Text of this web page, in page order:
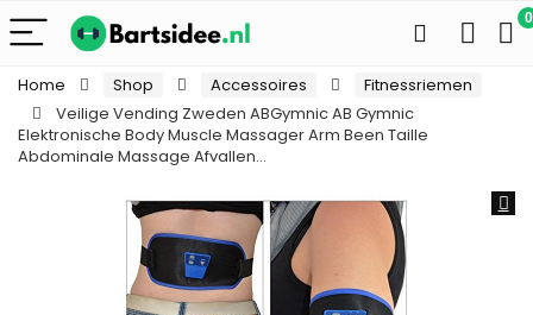
0
Home Shop Accessoires
Fitnessriemen
Veilige Vending Zweden ABGymnic AB Gymnic
Elektronische Body Muscle Massager Arm Been Taille
Abdominale Massage Afvallen…